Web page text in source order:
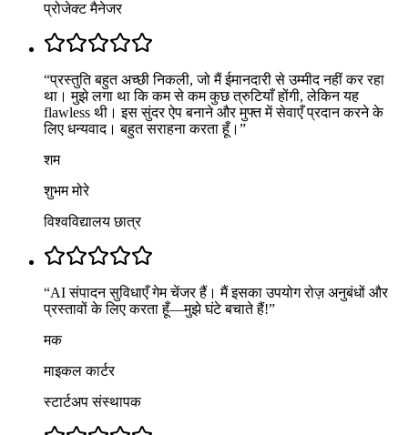
प्रोजेक्ट मैनेजर
“प्रस्तुति बहुत अच्छी निकली, जो मैं ईमानदारी से उम्मीद नहीं कर रहा
था। मुझे लगा था कि कम से कम कुछ त्रुटियाँ होंगी, लेकिन यह
flawless थी। इस सुंदर ऐप बनाने और मुफ्त में सेवाएँ प्रदान करने के
लिए धन्यवाद। बहुत सराहना करता हूँ। ”
शम
शुभम मोरे
विश्वविद्यालय छात्र
“AI संपादन सुविधाएँ गेम चेंजर हैं। मैं इसका उपयोग रोज़ अनुबंधों और
प्रस्तावों के लिए करता हूँ—मुझे घंटे बचाते हैं!”
मक
माइकल कार्टर
स्टार्टअप संस्थापक